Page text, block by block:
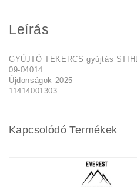
Leírás
GYÚJTÓ TEKERCS gyújtás
09-04014
Újdonságok 2025
11414001303
Kapcsolódó Termékek